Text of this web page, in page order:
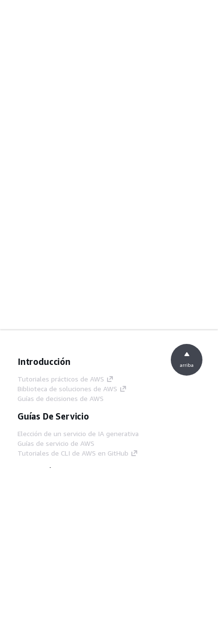
Introducción
Tutoriales prácticos de AWS
Biblioteca de soluciones de AWS
Guías de decisiones de AWS
Guías De Servicio
Elección de un servicio de IA generativa
Guías de servicio de AWS
Tutoriales de CLI de AWS en GitHub
Herramientas Para
arriba